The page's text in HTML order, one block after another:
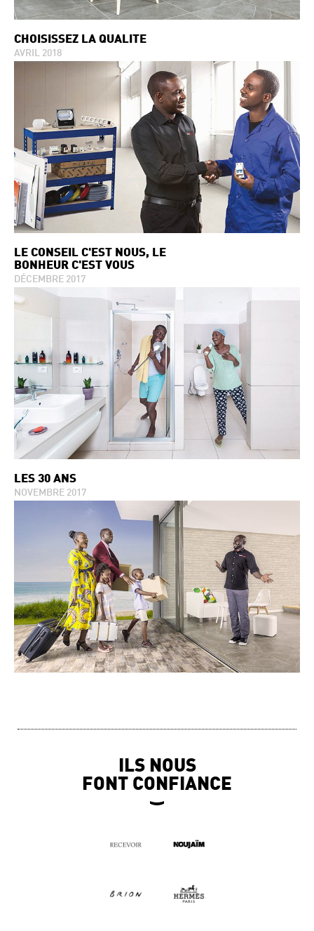
CHOISISSEZ LA QUALITÉ
AVRIL 2018
LE CONSEIL C'EST NOUS, LE
BONHEUR C'EST VOUS
DÉCEMBRE 2017
LES 30 ANS
NOVEMBRE 2017
ILS NOUS
FONT CONFIANCE